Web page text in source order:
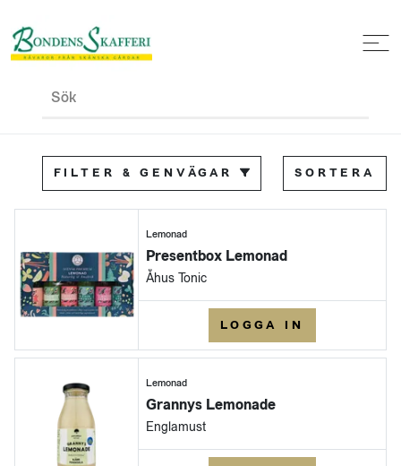
Sök
FILTER & GENVÄGAR SORTERA
Lemonad
Presentbox Lemonad
Åhus Tonic
LOGGA IN
Lemonad
Grannys Lemonade
Englamust